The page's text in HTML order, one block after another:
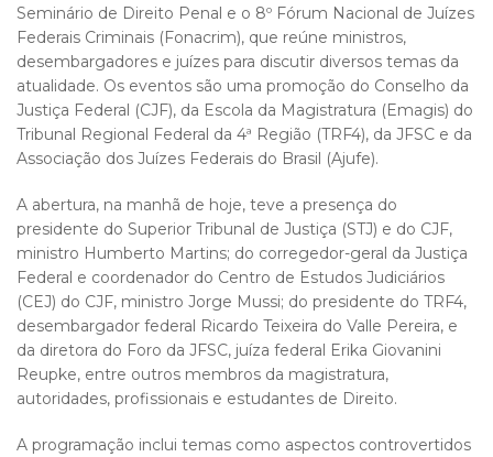
Seminário de Direito Penal e o 8º Fórum Nacional de Juízes
Federais Criminais (Fonacrim), que reúne ministros,
desembargadores e juízes para discutir diversos temas da
atualidade. Os eventos são uma promoção do Conselho da
Justiça Federal (CJF), da Escola da Magistratura (Emagis) do
Tribunal Regional Federal da 4ª Região (TRF4), da JFSC e da
Associação dos Juízes Federais do Brasil (Ajufe).
A abertura, na manhã de hoje, teve a presença do
presidente do Superior Tribunal de Justiça (STJ) e do CJF,
ministro Humberto Martins; do corregedor-geral da Justiça
Federal e coordenador do Centro de Estudos Judiciários
(CEJ) do CJF, ministro Jorge Mussi; do presidente do TRF4,
desembargador federal Ricardo Teixeira do Valle Pereira, e
da diretora do Foro da JFSC, juíza federal Erika Giovanini
Reupke, entre outros membros da magistratura,
autoridades, profissionais e estudantes de Direito.
A programação inclui temas como aspectos controvertidos